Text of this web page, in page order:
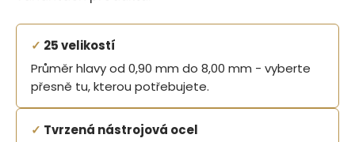
✓ 25 velikostí
Průměr hlavy od 0,90 mm do 8,00 mm - vyberte
přesně tu, kterou potřebujete.
✓ Tvrzená nástrojová ocel